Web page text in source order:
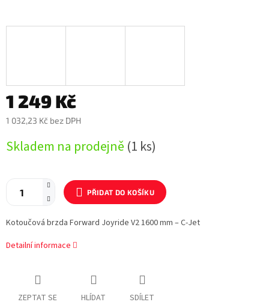
1 249 Kč
1 032,23 Kč bez DPH
cena:
Skladem na prodejně (1 ks)
PŘIDAT DO KOŠÍKU
Kotoučová brzda Forward Joyride V2 1600 mm – C-Jet
Detailní informace
ZEPTAT SE HLÍDAT SDÍLET